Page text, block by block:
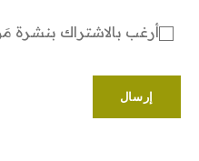
أرغب بالاشتراك بنشرة